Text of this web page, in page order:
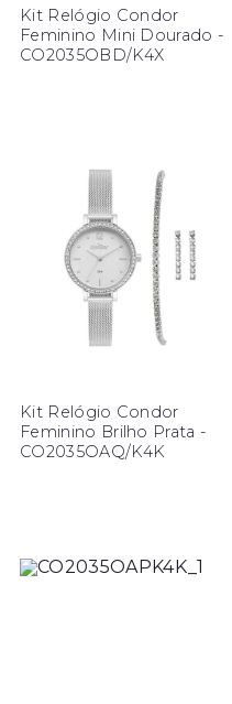
Kit Relógio Condor
Feminino Mini Dourado -
CO2035OBD/K4X
Kit Relógio Condor
Feminino Brilho Prata -
CO2035OAQ/K4K